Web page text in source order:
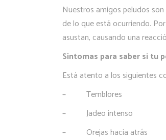
Nuestros amigos peludos
de lo que está ocurriendo.
asustan, causando una
Síntomas para saber si tu
Está atento a los siguientes
–
Temblores
–
Jadeo intenso
–
Orejas hacia atrás